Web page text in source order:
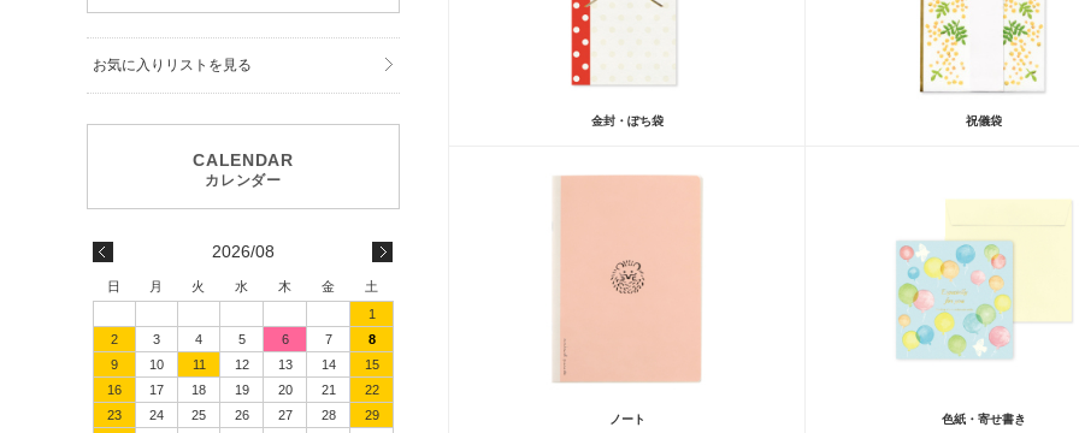
金封・ぽち袋 祝儀袋
ノート 色紙・寄せ書き
お気に入りリストを見る
2026/08
日 月 火 水 木 金
土
1
2
3 4 5 6 7
8
9
10 11 12 13 14
15
16
17 18 19 20 21
22
23
24 25 26 27 28
29